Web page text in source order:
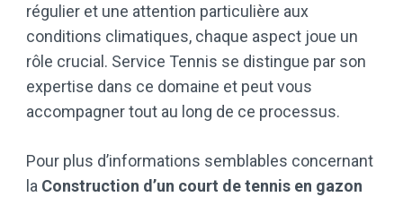
régulier et une attention particulière aux
conditions climatiques, chaque aspect joue un
rôle crucial. Service Tennis se distingue par son
expertise dans ce domaine et peut vous
accompagner tout au long de ce processus.
Pour plus d’informations semblables concernant
la Construction d’un court de tennis en gazon